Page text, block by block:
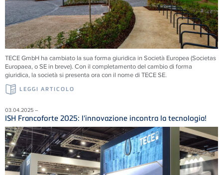
TECEGmbH ha cambiato la sua forma giuridica in Società Europea (Societas
Europaea, o SE in breve). Con il completamento del cambio di forma
giuridica, la società si presenta ora con il nome di TECESE.
LEGGI ARTICOLO
03.04.2025 –
ISH Francoforte 2025: l'innovazione incontra la tecnologia!